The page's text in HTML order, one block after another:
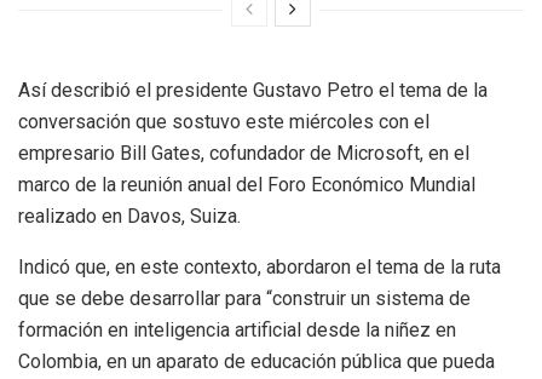
Así describió el presidente Gustavo Petro el tema de la
conversación que sostuvo este miércoles con el
empresario Bill Gates, cofundador de Microsoft, en el
marco de la reunión anual del Foro Económico Mundial
realizado en Dav​os, Suiza.
Indicó que, en este contexto, abordaron el tema de la ruta
que se debe desarrollar para “construir un sistema de
formación en inteligencia artificial desde la niñez en
Colombia, en un aparato de educación pública que pueda